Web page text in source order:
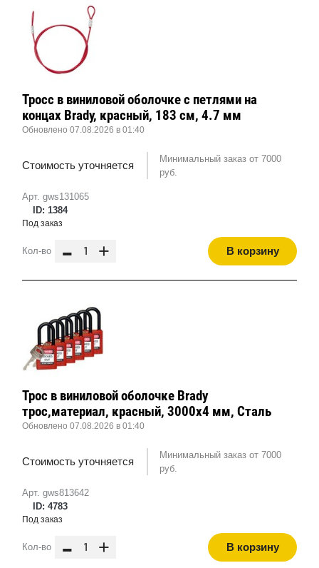
Арт. gws131065
ID: 1384
Тросс в виниловой оболочке с петлями на
концах Brady, красный, 183 см, 4.7 мм
Обновлено 07.08.2026 в 01:40
Стоимость уточняется
Минимальный заказ от 7000
руб.
Под заказ
Кол-во - + В корзину
Арт. gws813642
ID: 4783
Трос в виниловой оболочке Brady
трос,материал, красный, 3000x4 мм, Сталь
Обновлено 07.08.2026 в 01:40
Стоимость уточняется
Минимальный заказ от 7000
руб.
Под заказ
Кол-во - + В корзину